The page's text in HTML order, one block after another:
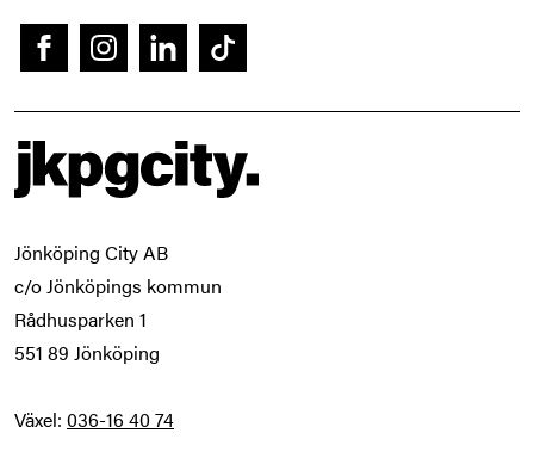
FacebookInstagramLinkedInTiktok
Jönköping City AB
c/o Jönköpings kommun
Rådhusparken 1
551 89 Jönköping
Växel: 036-16 40 74